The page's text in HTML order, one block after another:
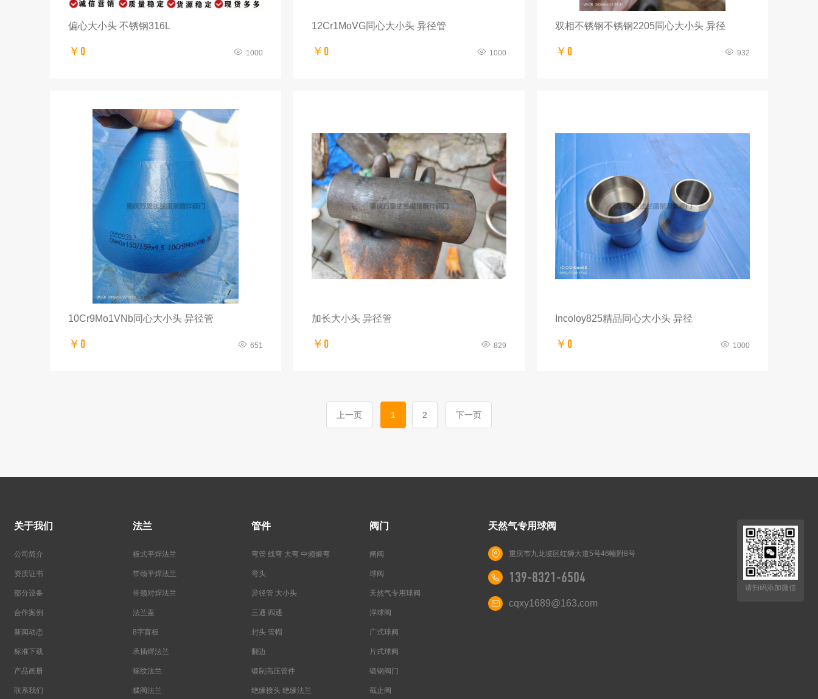
偏心大小头 不锈钢316L
￥0 1000
12Cr1MoVG同心大小头 异径管
￥0 1000
双相不锈钢不锈钢2205同心大小头 异径
￥0 932
10Cr9Mo1VNb同心大小头 异径管
￥0 651
加长大小头 异径管
￥0 829
Incoloy825精品同心大小头 异径
￥0 1000
上一页 1 2 下一页
关于我们
公司简介
资质证书
部分设备
合作案例
新闻动态
标准下载
产品画册
联系我们
法兰
板式平焊法兰
带颈平焊法兰
带颈对焊法兰
法兰盖
8字盲板
承插焊法兰
螺纹法兰
蝶阀法兰
管件
弯管 线弯 大弯 中频煨弯
弯头
异径管 大小头
三通 四通
封头 管帽
翻边
锻制高压管件
绝缘接头 绝缘法兰
阀门
闸阀
球阀
天然气专用球阀
浮球阀
广式球阀
片式球阀
锻钢阀门
截止阀
天然气专用球阀
重庆市九龙坡区红狮大道5号46幢附8号
139-8321-6504
cqxy1689@163.com
请扫码添加微信